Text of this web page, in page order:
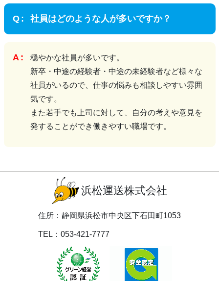
社員はどのような人が多いですか？
穏やかな社員が多いです。
新卒・中途の経験者・中途の未経験者など様々な
社員がいるので、仕事の悩みも相談しやすい雰囲
気です。
また若手でも上司に対して、自分の考えや意見を
発することができ働きやすい職場です。
浜松運送株式会社
住所：静岡県浜松市中央区下石田町1053
TEL：053-421-7777